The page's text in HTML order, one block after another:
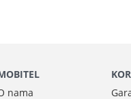
nama